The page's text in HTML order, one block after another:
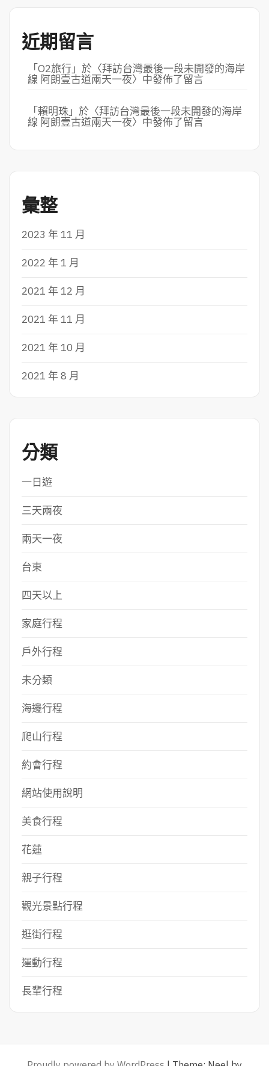
近期留言
「O2旅行」於〈拜訪台灣最後一段未開發的海岸
線 阿朗壹古道兩天一夜〉中發佈了留言
「賴明珠」於〈拜訪台灣最後一段未開發的海岸
線 阿朗壹古道兩天一夜〉中發佈了留言
彙整
2023 年 11 月
2022 年 1 月
2021 年 12 月
2021 年 11 月
2021 年 10 月
2021 年 8 月
分類
一日遊
三天兩夜
兩天一夜
台東
四天以上
家庭行程
戶外行程
未分類
海邊行程
爬山行程
約會行程
網站使用說明
美食行程
花蓮
親子行程
觀光景點行程
逛街行程
運動行程
長輩行程